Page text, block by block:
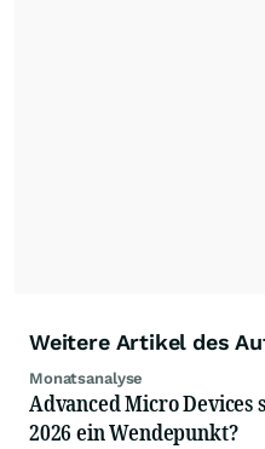
Weitere Artikel des
Monatsanalyse
Advanced Micro Devices
2026 ein Wendepunkt?